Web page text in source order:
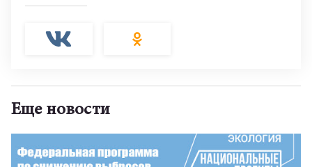
Еще новости